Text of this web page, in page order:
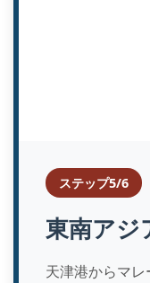
ステップ5/6
東南アジ
天津港からマ